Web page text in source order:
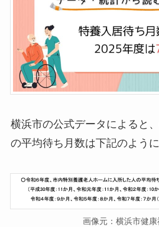
横浜市の公式データによると
の平均待ち月数は下記のよう
画像元：横浜市健康